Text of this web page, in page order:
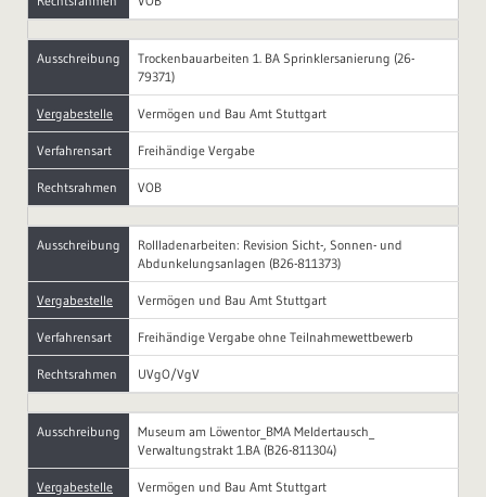
Ausschreibung
Trockenbauarbeiten 1. BA Sprinklersanierung (26-
79371)
Vergabestelle Vermögen und Bau Amt Stuttgart
Verfahrensart Freihändige Vergabe
Rechtsrahmen VOB
Ausschreibung
Rollladenarbeiten: Revision Sicht-, Sonnen- und
Abdunkelungsanlagen (B26-811373)
Vergabestelle Vermögen und Bau Amt Stuttgart
Verfahrensart Freihändige Vergabe ohne Teilnahmewettbewerb
Rechtsrahmen UVgO/VgV
Ausschreibung
Museum am Löwentor_BMA Meldertausch_
Verwaltungstrakt 1.BA (B26-811304)
Vergabestelle Vermögen und Bau Amt Stuttgart